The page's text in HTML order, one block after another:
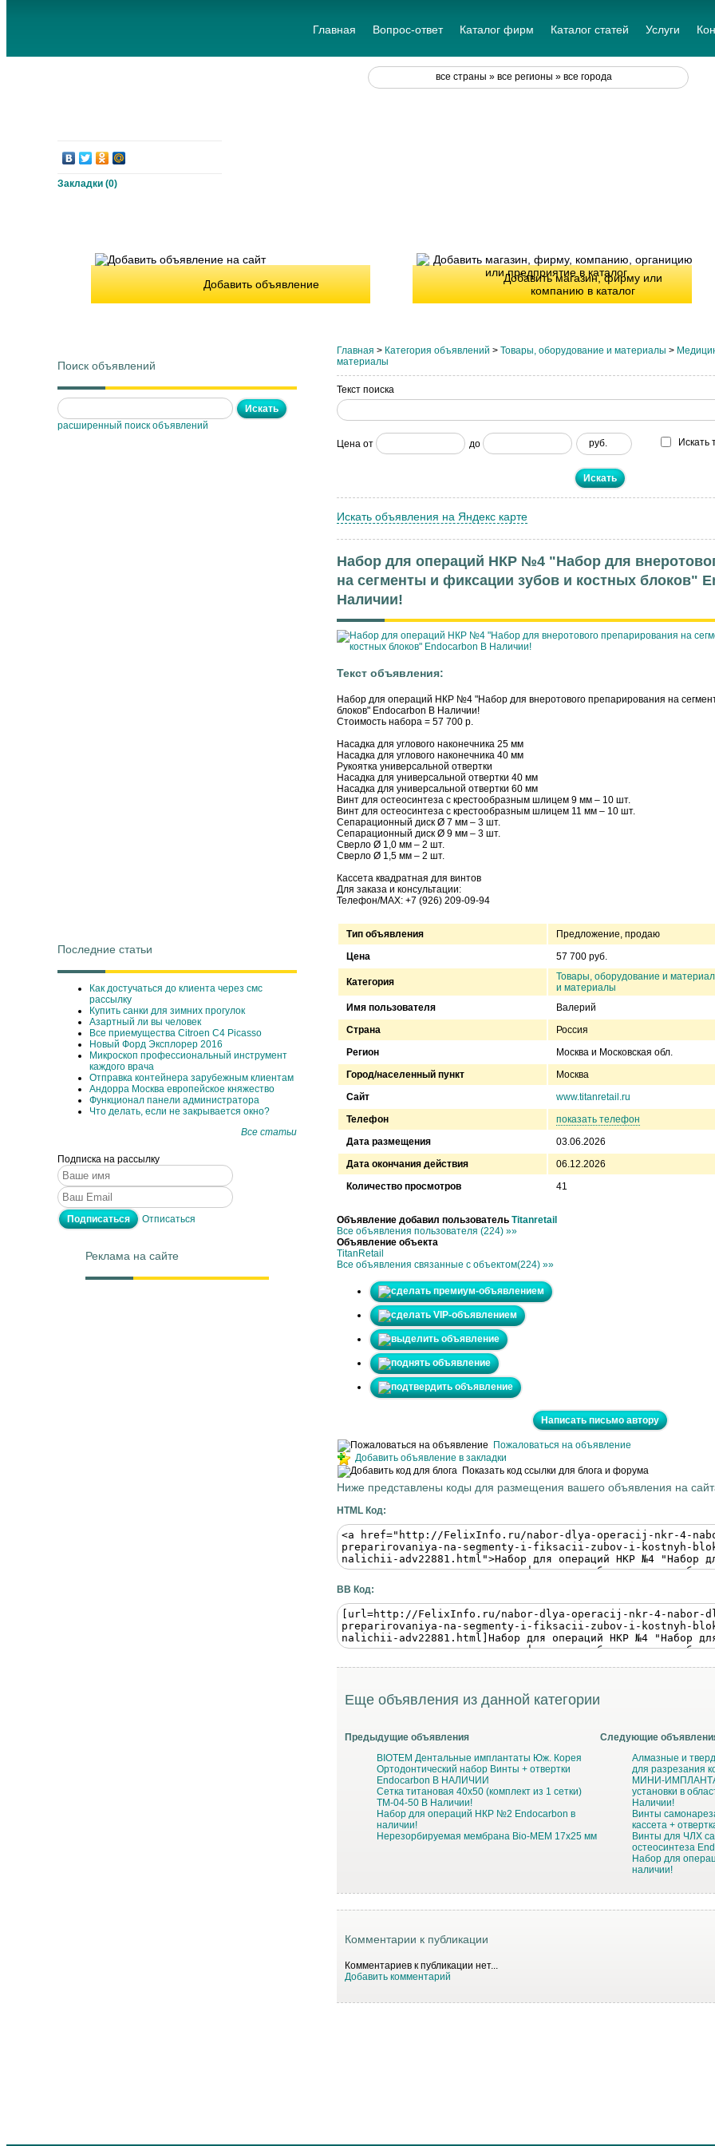
Главная Вопрос-ответ Каталог фирм Каталог статей Услуги
Закладки (0)
все страны » все регионы » все города
Добавить объявление
Добавить магазин, фирму или
компанию в каталог
Поиск объявлений
расширенный поиск объявлений
Последние статьи
Как достучаться до клиента через смс
рассылку
Купить санки для зимних прогулок
Азартный ли вы человек
Все приемущества Сitroen C4 Picasso
Новый Форд Эксплорер 2016
Микроскоп профессиональный инструмент
каждого врача
Отправка контейнера зарубежным клиентам
Андорра Москва европейское княжество
Функционал панели администратора
Что делать, если не закрывается окно?
Все статьи
Подписка на рассылку
Отписаться
Реклама на сайте
Главная > Категория объявлений > Товары, оборудование и материалы >
материалы
Текст поиска
Цена от до руб. Искать
Искать объявления на Яндекс карте
Набор для операций НКР №4 "Набор для
на сегменты и фиксации зубов и костных блоков"
Наличии!
Текст объявления:
Набор для операций НКР №4 "Набор для внеротового препарирования на
блоков" Endocarbon В Наличии!
Стоимость набора = 57 700 р.
Насадка для углового наконечника 25 мм
Насадка для углового наконечника 40 мм
Рукоятка универсальной отвертки
Насадка для универсальной отвертки 40 мм
Насадка для универсальной отвертки 60 мм
Винт для остеосинтеза с крестообразным шлицем 9 мм – 10 шт.
Винт для остеосинтеза с крестообразным шлицем 11 мм – 10 шт.
Сепарационный диск Ø 7 мм – 3 шт.
Сепарационный диск Ø 9 мм – 3 шт.
Сверло Ø 1,0 мм – 2 шт.
Сверло Ø 1,5 мм – 2 шт.
Кассета квадратная для винтов
Для заказа и консультации:
Телефон/МАХ: +7 (926) 209-09-94
Тип объявления
Предложение, продаю
Цена
57 700 руб.
Категория Товары, оборудование и
и материалы
Имя пользователя
Валерий
Страна
Россия
Регион
Москва и Московская обл.
Город/населенный пункт
Москва
Сайт
www.titanretail.ru
Телефон
показать телефон
Дата размещения
03.06.2026
Дата окончания действия
06.12.2026
Количество просмотров
41
Объявление добавил пользователь Titanretail
Все объявления пользователя (224) »»
Объявление объекта
TitanRetail
Все объявления связанные с объектом(224) »»
Написать письмо автору
Пожаловаться на объявление
Добавить объявление в закладки
Показать код ссылки для блога и форума
Ниже представлены коды для размещения вашего объявления на
HTML Код:
BB Код:
Еще объявления из данной категории
Предыдущие объявления
BIOTEM Дентальные имплантаты Юж. Корея
Ортодонтический набор Винты + отвертки
Endocarbon В НАЛИЧИИ
Сетка титановая 40х50 (комплект из 1 сетки)
TM-04-50 В Наличии!
Набор для операций НКР №2 Endocarbon в
наличии!
Нерезорбируемая мембрана Bio-MEM 17x25 мм
Следующие
Алмазные и
для разрезания
МИНИ-
установки в
Наличии!
Винты
кассета +
Винты для ЧЛХ
остеосинтеза
Набор для
наличии!
Комментарии к публикации
Комментариев к публикации нет...
Добавить комментарий